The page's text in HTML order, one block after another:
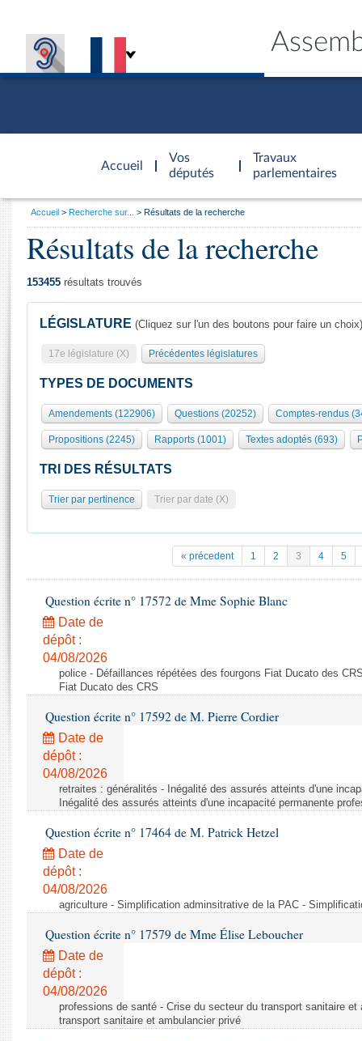
Accueil
d'accueil
Vos
députés
Travaux
parlementaires
Présidence
577 députés
Groupes politiques
Séance publique
Commissions et autres organes
Europe et International
Pétitions
Projets de loi
Propositions de loi
Amendements
Textes adoptés
Rapports législatifs
Rapports sur l'application des lois
Baromètre de l’application des lois
Dossiers législatifs
Budget et sécurité sociale
Questions écrites et orales
Comptes rendus des débats
Général
Rôle et pouvoirs de l'Assemblée
Organisation de l'Assemblée
Présidence Conférence des Présidents Bureau Collège des
Statistiques et chiffres clés
Documents de référence
( Constitution | Règlement de l'Assemblée ... )
Histoire
Juniors
Anciennes législatures
Visiter l'Assemblée
Visite virtuelle du palais Bourbon
Assister à une séance
Contacts et plan d'accès
Photos libres de droit
Vous
Accueil Recherche sur... Résultats de la recherche
Résultats de la recherche
153455 résultats trouvés
LÉGISLATURE (Cliquez sur l'un des boutons pour faire un choix)
17e législature (X) Précédentes législatures
TYPES DE DOCUMENTS
Amendements (122906) Questions (20252) Comptes-rendus
Propositions (2245) Rapports (1001) Textes adoptés (693)
TRI DES RÉSULTATS
Trier par pertinence Trier par date (X)
« précedent 1 2 3 4 5
Question écrite n° 17572 de Mme Sophie Blanc
Date de
dépôt :
04/08/2026
police - Défaillances répétées des fourgons Fiat Ducato des
Fiat Ducato des CRS
Question écrite n° 17592 de M. Pierre Cordier
Date de
dépôt :
04/08/2026
retraites : généralités - Inégalité des assurés atteints d'une
Inégalité des assurés atteints d'une incapacité permanente
Question écrite n° 17464 de M. Patrick Hetzel
Date de
dépôt :
04/08/2026
agriculture - Simplification adminsitrative de la PAC -
Question écrite n° 17579 de Mme Élise Leboucher
Date de
dépôt :
04/08/2026
professions de santé - Crise du secteur du transport sanitaire
transport sanitaire et ambulancier privé